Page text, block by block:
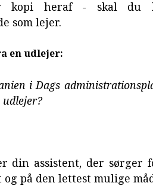
kopi heraf - skal du
som lejer.
en udlejer:
i Dags
udlejer?
din assistent, der sørger
på den lettest mulige